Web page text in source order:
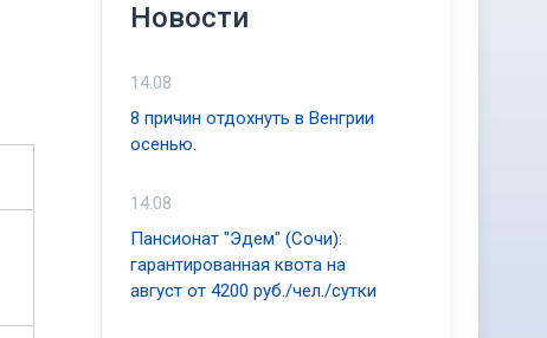
Новости
14.08
8 причин отдохнуть в Венгрии
осенью.
14.08
Пансионат "Эдем" (Сочи):
гарантированная квота на
август от 4200 руб./чел./сутки